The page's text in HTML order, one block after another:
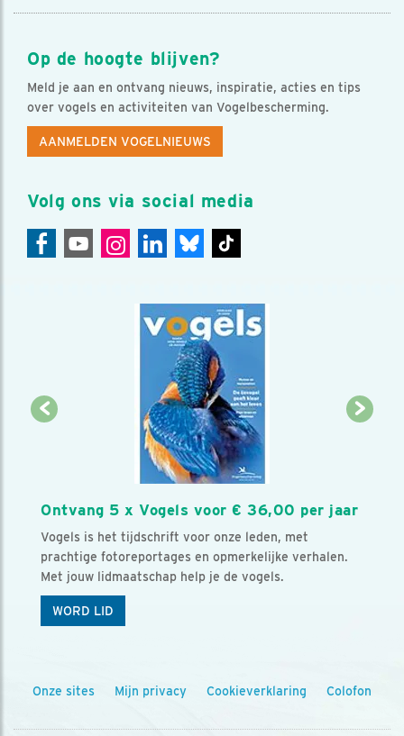
Op de hoogte blijven?
Meld je aan en ontvang nieuws, inspiratie, acties en tips
over vogels en activiteiten van Vogelbescherming.
AANMELDEN VOGELNIEUWS
Volg ons via social media
Ontvang 5 x Vogels voor € 36,00 per jaar
Vogels is het tijdschrift voor onze leden, met
prachtige fotoreportages en opmerkelijke verhalen.
Met jouw lidmaatschap help je de vogels.
WORD LID
Onze sites Mijn privacy Cookieverklaring Colofon